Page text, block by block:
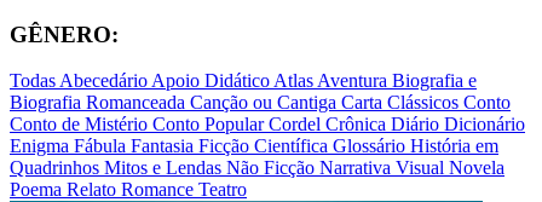
GÊNERO:
TodasAbecedárioApoio DidáticoAtlasAventura Biografia e
Biografia Romanceada Canção ou Cantiga Carta Clássicos Conto
Conto de Mistério Conto PopularCordel Crônica Diário Dicionário
Enigma Fábula Fantasia Ficção Científica Glossário História em
Quadrinhos Mitos e Lendas Não Ficção Narrativa Visual Novela
Poema Relato Romance Teatro